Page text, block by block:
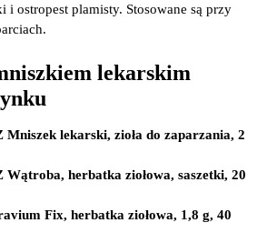
i ostropest plamisty. Stosowane są przy
lekarskim
lekarski, zioła do zaparzania, 2
herbatka ziołowa, saszetki, 20
Fix, herbatka ziołowa, 1,8 g, 40